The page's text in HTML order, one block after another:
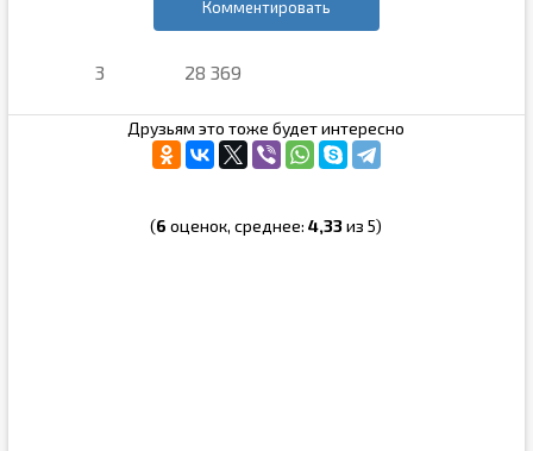
Комментировать
3 28 369
Друзьям это тоже будет интересно
(6 оценок, среднее:4,33из 5)